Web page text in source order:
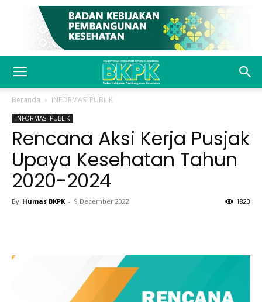
Beranda INFORMASI PUBLIK
INFORMASI PUBLIK
Rencana Aksi Kerja Pusjak
Upaya Kesehatan Tahun
2020-2024
By Humas BKPK - 9 December 2022 1820